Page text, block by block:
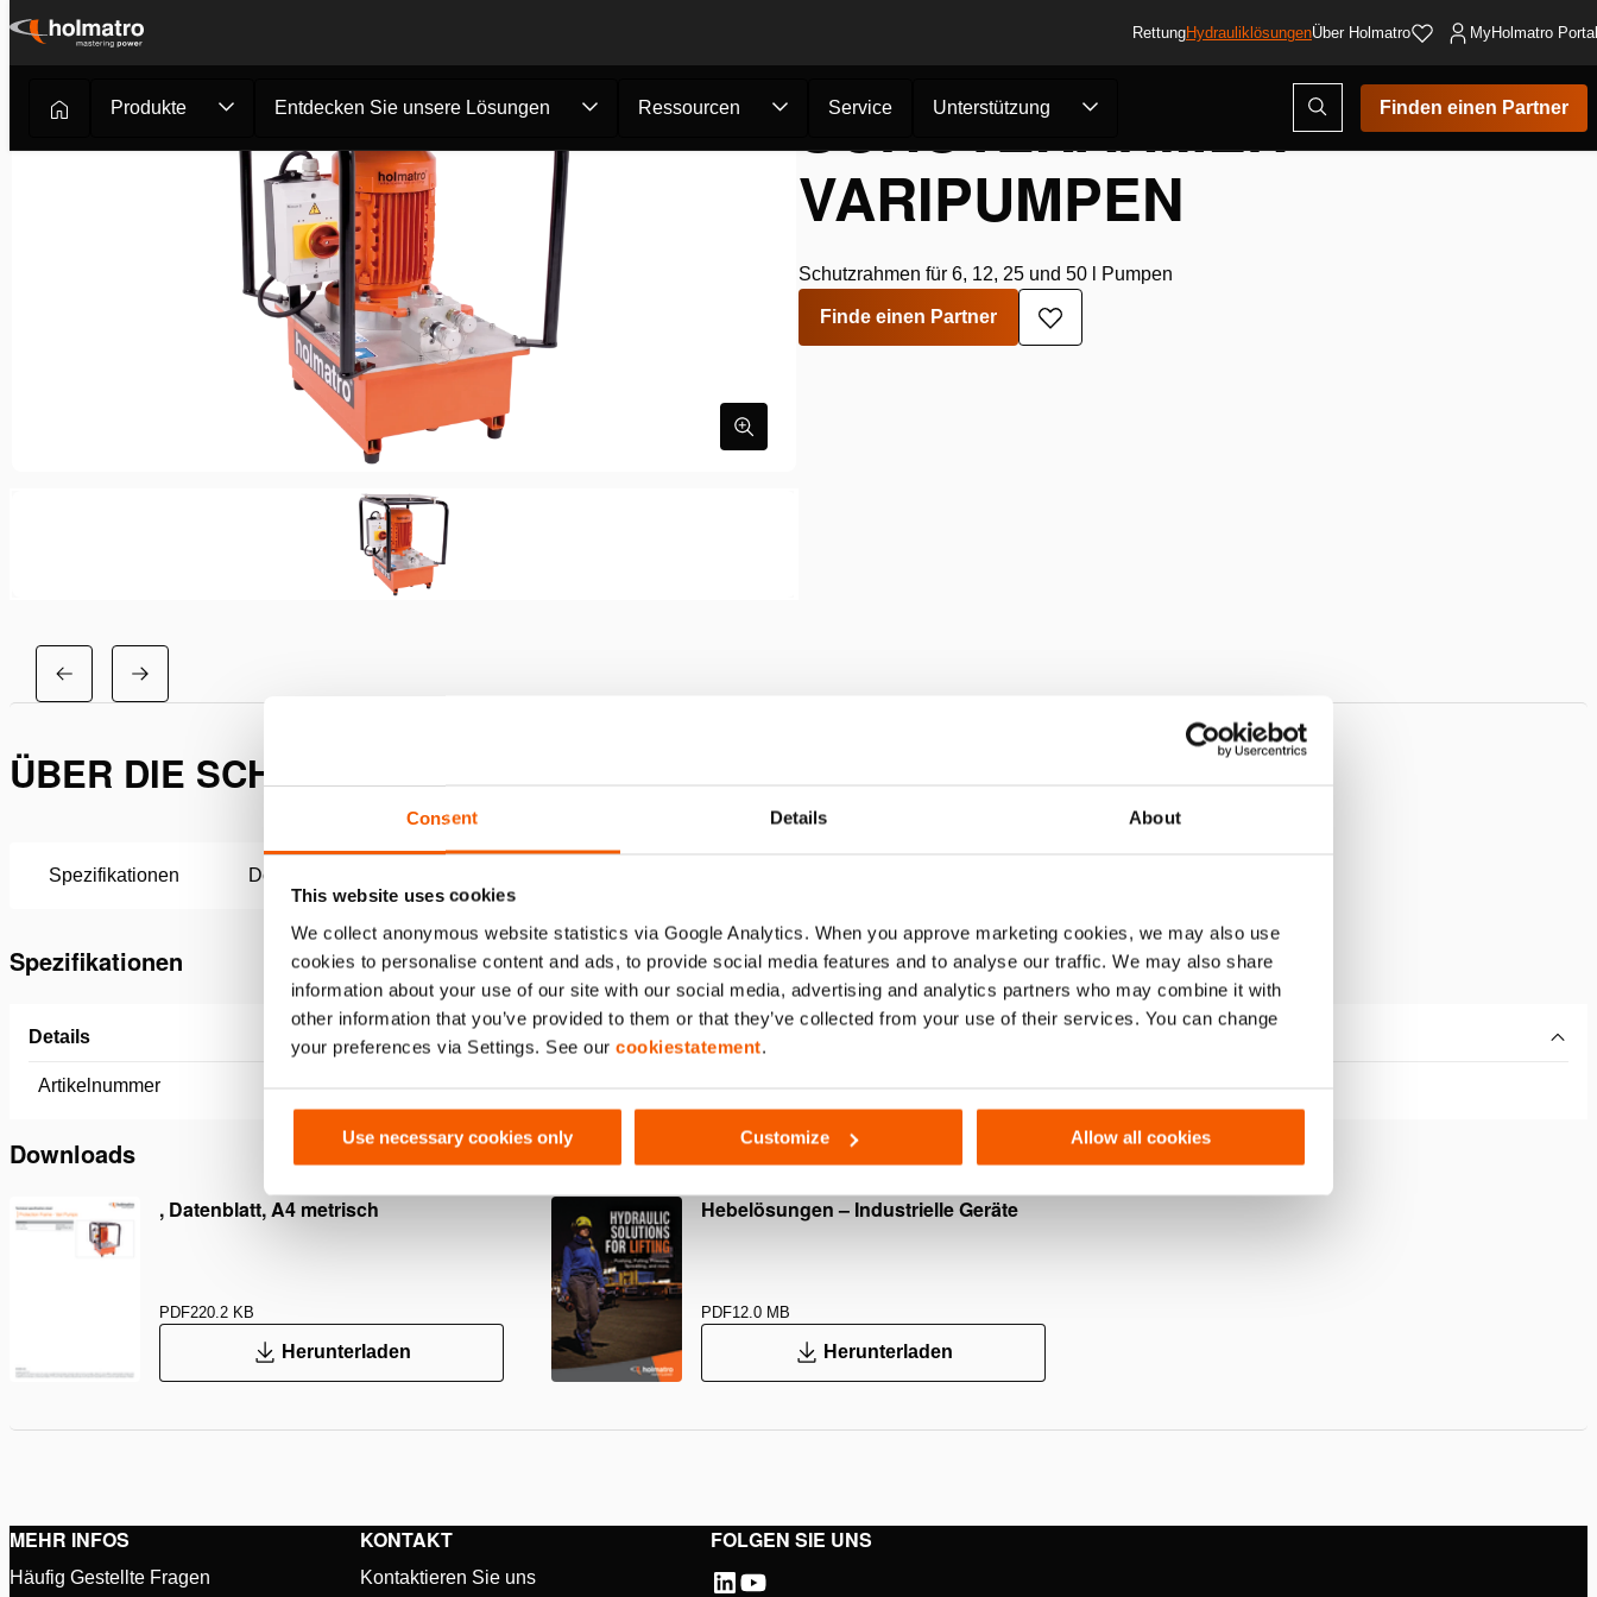
Consent Details About
This website uses cookies
We collect anonymous website statistics via Google Analytics. When you approve marketing cookies, we may also use
cookies to personalise content and ads, to provide social media features and to analyse our traffic. We may also share
information about your use of our site with our social media, advertising and analytics partners who may combine it with
other information that you’ve provided to them or that they’ve collected from your use of their services. You can change
your preferences via Settings. See our cookiestatement.
Use necessary cookies only Customize Allow all cookies
Zum
springen
RettungHydrauliklösungenÜber Holmatro MyHolmatro
Produkte Entdecken Sie unsere Lösungen Ressourcen Service Unterstützung
Suchmodus
öffnen
Finden einen Partner
SCHUTZRAHMEN –
VARIPUMPEN
Schutzrahmen für 6, 12, 25 und 50 l Pumpen
Finde einen Partner
Zur
Wunschliste
ÜBER DIE SCHUTZRAHMEN – VARIPUMPEN
Spezifikationen Downloads
Spezifikationen
Details
Artikelnummer
Downloads
, Datenblatt, A4 metrisch
PDF220.2 KB
Herunterladen
Hebelösungen – Industrielle Geräte
PDF12.0 MB
Herunterladen
FOLGEN SIE UNS
MEHR INFOS
Häufig Gestellte Fragen
KONTAKT
Kontaktieren Sie uns